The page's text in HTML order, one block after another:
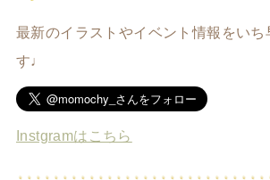
最新のイラストやイベント情報をいち
す♩
Instgramはこちら